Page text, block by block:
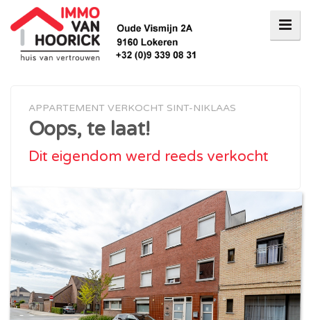
APPARTEMENT VERKOCHT SINT-NIKLAAS
Oops, te laat!
Dit eigendom werd reeds verkocht